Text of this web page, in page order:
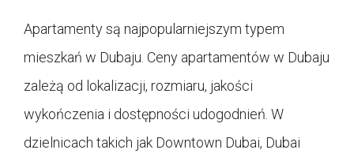
Apartamenty są najpopularniejszym typem
mieszkań w Dubaju. Ceny apartamentów w Dubaju
zależą od lokalizacji, rozmiaru, jakości
wykończenia i dostępności udogodnień. W
dzielnicach takich jak Downtown Dubai, Dubai